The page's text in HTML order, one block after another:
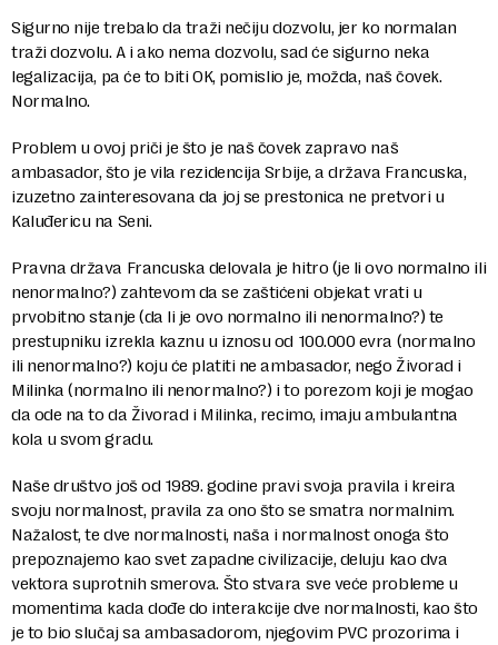
Sigurno nije trebalo da traži nečiju dozvolu, jer ko normalan
traži dozvolu. A i ako nema dozvolu, sad će sigurno neka
legalizacija, pa će to biti OK, pomislio je, možda, naš čovek.
Normalno.
Problem u ovoj priči je što je naš čovek zapravo naš
ambasador, što je vila rezidencija Srbije, a država Francuska,
izuzetno zainteresovana da joj se prestonica ne pretvori u
Kaluđericu na Seni.
Pravna država Francuska delovala je hitro (je li ovo normalno ili
nenormalno?) zahtevom da se zaštićeni objekat vrati u
prvobitno stanje (da li je ovo normalno ili nenormalno?) te
prestupniku izrekla kaznu u iznosu od 100.000 evra (normalno
ili nenormalno?) koju će platiti ne ambasador, nego Živorad i
Milinka (normalno ili nenormalno?) i to porezom koji je mogao
da ode na to da Živorad i Milinka, recimo, imaju ambulantna
kola u svom gradu.
Naše društvo još od 1989. godine pravi svoja pravila i kreira
svoju normalnost, pravila za ono što se smatra normalnim.
Nažalost, te dve normalnosti, naša i normalnost onoga što
prepoznajemo kao svet zapadne civilizacije, deluju kao dva
vektora suprotnih smerova. Što stvara sve veće probleme u
momentima kada dođe do interakcije dve normalnosti, kao što
je to bio slučaj sa ambasadorom, njegovim PVC prozorima i